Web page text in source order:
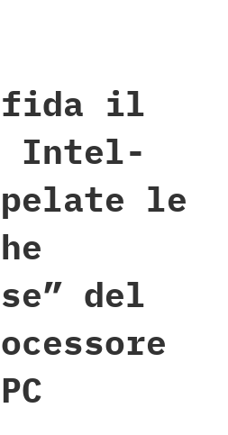
il
Intel-
le
del